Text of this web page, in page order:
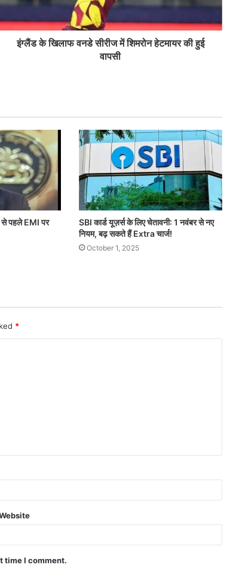
इंग्लैंड के खिलाफ वनडे सीरीज में शिमरोन हेटमायर की हुई
वापसी
से पहले EMI पर
SBI कार्ड यूज़र्स के लिए चेतावनी: 1 नवंबर से नए
नियम, बढ़ सकते हैं Extra चार्ज!
October 1, 2025
*
time I comment.